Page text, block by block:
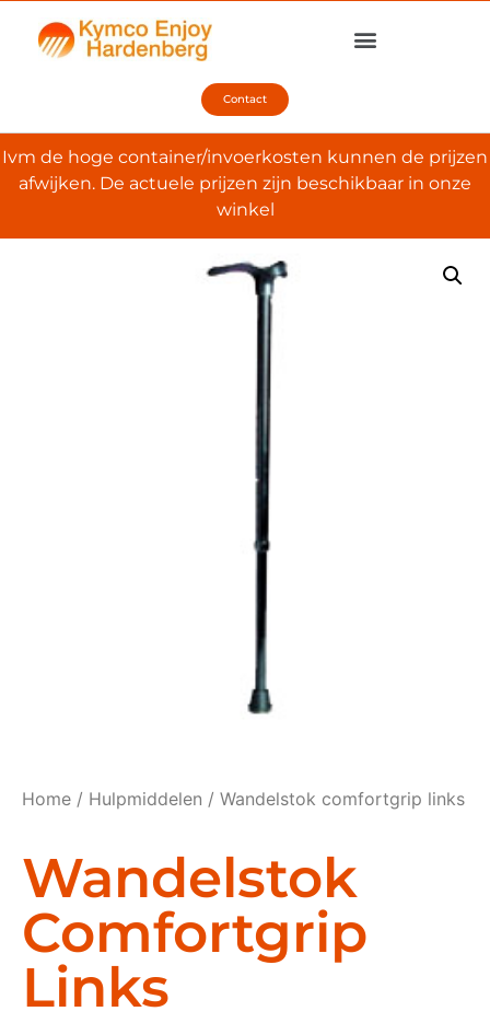
Contact
Ivm de hoge container/invoerkosten kunnen de prijzen
afwijken. De actuele prijzen zijn beschikbaar in onze
winkel
Home / Hulpmiddelen / Wandelstok comfortgrip links
Wandelstok
Comfortgrip
Links